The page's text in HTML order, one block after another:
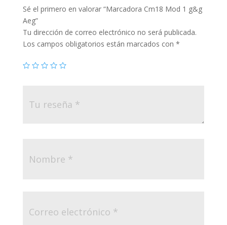
Sé el primero en valorar “Marcadora Cm18 Mod 1 g&g
Aeg”
Tu dirección de correo electrónico no será publicada.
Los campos obligatorios están marcados con *